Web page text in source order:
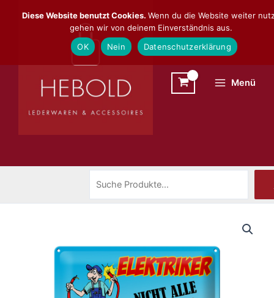
Inhalt
Menü
Diese Website benutzt Cookies. Wenn du die Website weiter
gehen wir von deinem Einverständnis aus.
OK
Nein Datenschutzerklärung